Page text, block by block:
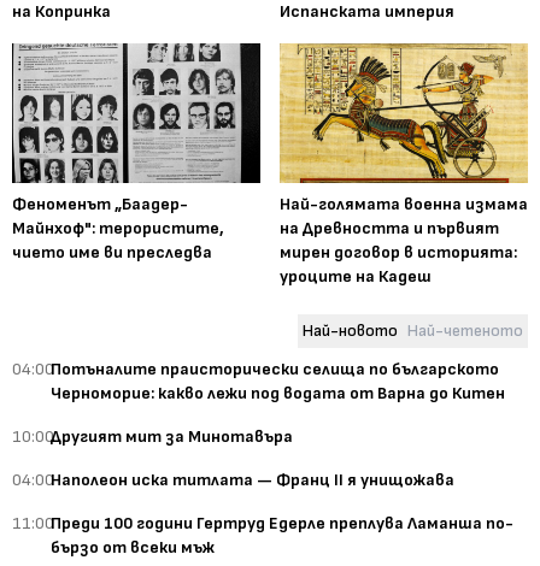
на Копринка
Испанската империя
Феноменът „Баадер-
Майнхоф": терористите,
чието име ви преследва
Най-голямата военна измама
на Древността и първият
мирен договор в историята:
уроците на Кадеш
Най-новото Най-четеното
04:00Потъналите праисторически селища по българското
Черноморие: какво лежи под водата от Варна до Китен
10:00Другият мит за Минотавъра
04:00Наполеон иска титлата — Франц II я унищожава
11:00Преди 100 години Гертруд Едерле преплува Ламанша по-
бързо от всеки мъж